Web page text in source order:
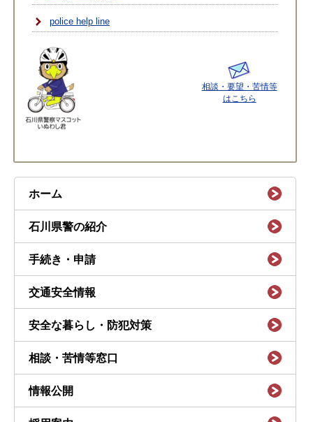
police help line
相談・要望・苦情等
はこちら
ホーム
石川県警の紹介
手続き・申請
交通安全情報
安全な暮らし・防犯対策
相談・苦情等窓口
情報公開